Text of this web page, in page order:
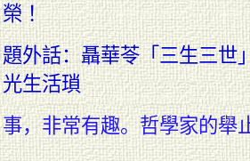
榮！
題外話：聶華苓「三生三世
光生活瑣
事，非常有趣。 哲學家的舉